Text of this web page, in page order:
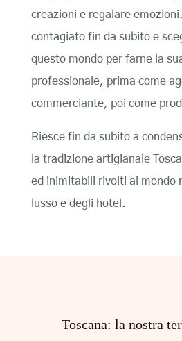
creazioni e regalare
contagiato fin da subito e
questo mondo per farne la
professionale, prima come
commerciante, poi come
Riesce fin da subito a
la tradizione artigianale
ed inimitabili rivolti al mondo
lusso e degli hotel.
Toscana: la nostra